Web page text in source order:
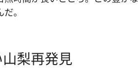
。
梨再発見